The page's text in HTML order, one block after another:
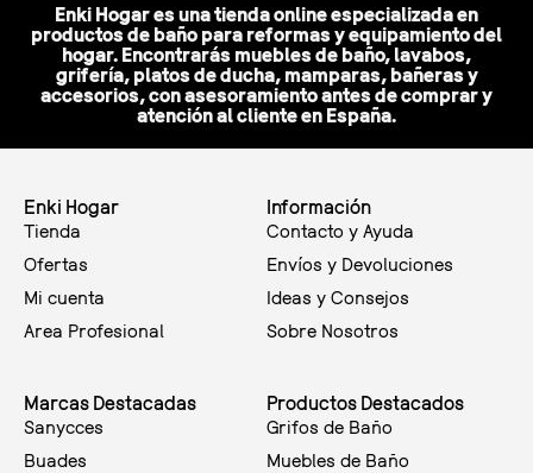
Enki Hogar es una tienda online especializada en
productos de baño para reformas y equipamiento del
hogar. Encontrarás muebles de baño, lavabos,
grifería, platos de ducha, mamparas, bañeras y
accesorios, con asesoramiento antes de comprar y
atención al cliente en España.
Enki Hogar
Tienda
Ofertas
Mi cuenta
Area Profesional
Información
Contacto y Ayuda
Envíos y Devoluciones
Ideas y Consejos
Sobre Nosotros
Marcas Destacadas
Sanycces
Buades
Productos Destacados
Grifos de Baño
Muebles de Baño